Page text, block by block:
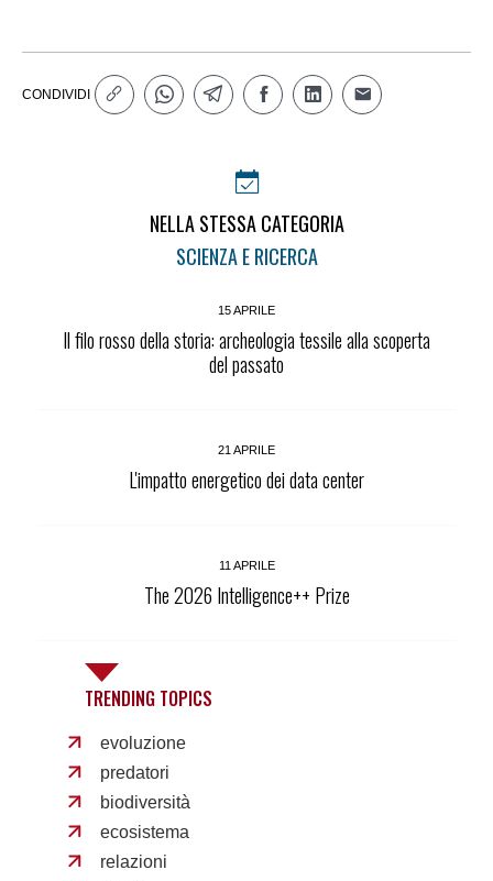
CONDIVIDI
NELLA STESSA CATEGORIA
SCIENZA E RICERCA
15 APRILE
Il filo rosso della storia: archeologia tessile alla scoperta
del passato
21 APRILE
L'impatto energetico dei data center
11 APRILE
The 2026 Intelligence++ Prize
TRENDING TOPICS
evoluzione
predatori
biodiversità
ecosistema
relazioni